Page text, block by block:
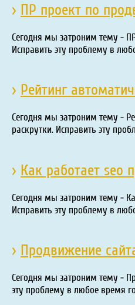
› ПР проект по
Сегодня мы затроним тему -
Исправить эту проблему в
› Рейтинг
Сегодня мы затроним тему -
раскрутки. Исправить эту
› Как работает seo
Сегодня мы затроним тему -
Исправить эту проблему в
› Продвижение
Сегодня мы затроним тему -
эту проблему в любое время